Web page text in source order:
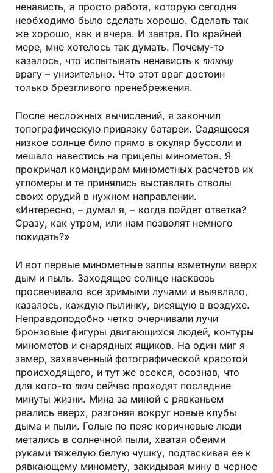
ненависть, а просто работа, которую сегодня
необходимо было сделать хорошо. Сделать так
же хорошо, как и вчера. И завтра. По крайней
мере, мне хотелось так думать. Почему-то
казалось, что испытывать ненависть к такому
врагу – унизительно. Что этот враг достоин
только брезгливого пренебрежения.
После несложных вычислений, я закончил
топографическую привязку батареи. Садящееся
низкое солнце било прямо в окуляр буссоли и
мешало навестись на прицелы минометов. Я
прокричал командирам минометных расчетов их
угломеры и те принялись выставлять стволы
своих орудий в нужном направлении.
«Интересно, – думал я, – когда пойдет ответка?
Сразу, как утром, или нам позволят немного
покидать?»
И вот первые минометные залпы взметнули вверх
дым и пыль. Заходящее солнце насквозь
просвечивало все зримыми лучами и выявляло,
казалось, каждую пылинку, висящую в воздухе.
Неправдоподобно четко очерчивали лучи
бронзовые фигуры двигающихся людей, контуры
минометов и снарядных ящиков. На один миг я
замер, захваченный фотографической красотой
происходящего, и тут же осекся, осознав, что
для кого-то там сейчас проходят последние
минуты жизни. Мина за миной с рявканьем
рвались вверх, разгоняя вокруг новые клубы
дыма и пыли. Голые по пояс коричневые люди
метались в солнечной пыли, хватая обеими
руками тяжелую белую чушку, подтаскивая ее к
рявкающему миномету, закидывая мину в черное